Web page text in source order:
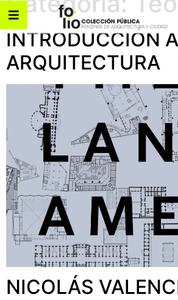
INTRODUCCIÓN
ARQUITECTURA
NICOLÁS